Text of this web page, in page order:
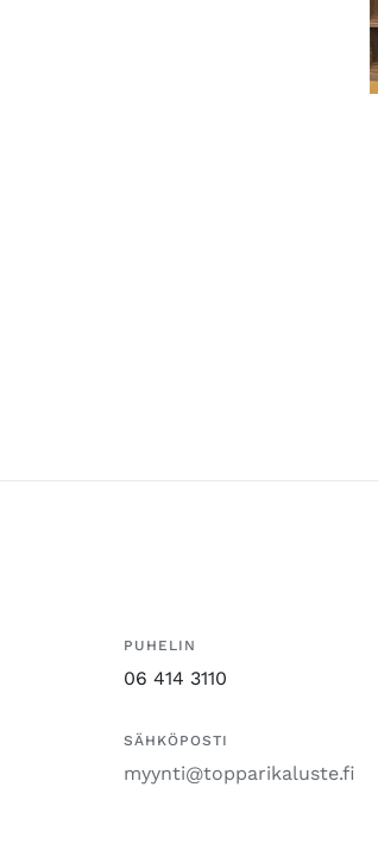
PUHELIN
06 414 3110
SÄHKÖPOSTI
myynti@topparikaluste.fi